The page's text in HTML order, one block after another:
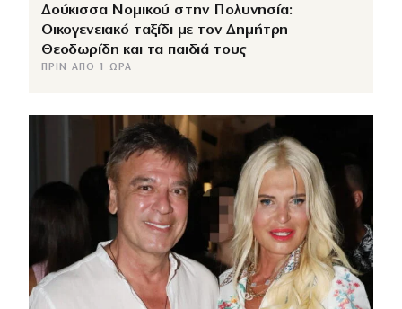
Δούκισσα Νομικού στην Πολυνησία:
Οικογενειακό ταξίδι με τον Δημήτρη
Θεοδωρίδη και τα παιδιά τους
ΠΡΙΝ ΑΠΌ 1 ΏΡΑ